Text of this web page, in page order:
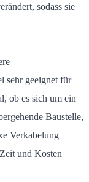
sodass sie
sehr geeignet für
ob es sich um ein
Baustelle,
Verkabelung
und Kosten